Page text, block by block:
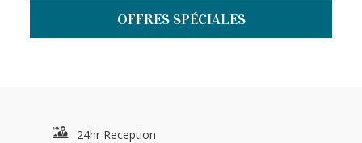
OFFRES SPÉCIALES
24hr Reception